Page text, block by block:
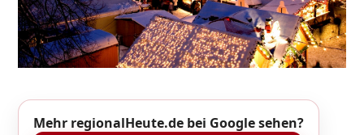
Mehr regionalHeute.de bei Google sehen?